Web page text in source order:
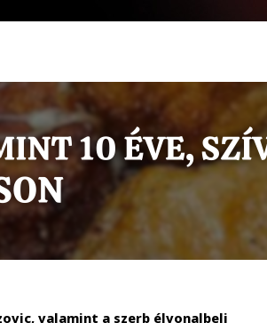
valamint a szerb élvonalbeli